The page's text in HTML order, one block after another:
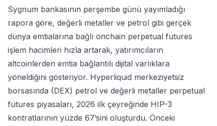
Sygnum bankasının perşembe günü yayımladığı
rapora göre, değerli metaller ve petrol gibi gerçek
dünya emtialarına bağlı onchain perpetual futures
işlem hacimleri hızla artarak, yatırımcıların
altcoinlerden emtia bağlantılı dijital varlıklara
yöneldiğini gösteriyor. Hyperliquid merkeziyetsiz
borsasında (DEX) petrol ve değerli metaller perpetual
futures piyasaları, 2026 ilk çeyreğinde HIP-3
kontratlarının yüzde 67’sini oluşturdu. Önceki